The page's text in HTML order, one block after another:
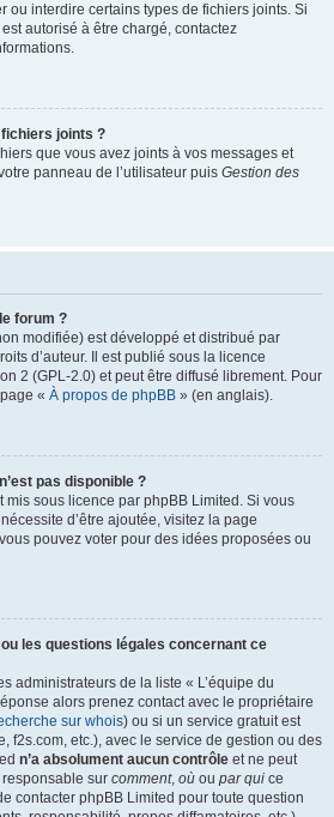
ou interdire certains types de fichiers joints. Si
autorisé à être chargé, contactez
joints ?
que vous avez joints à vos messages et
panneau de l’utilisateur puis Gestion des
forum ?
modifiée) est développé et distribué par
d’auteur. Il est publié sous la licence
2 (GPL-2.0) et peut être diffusé librement. Pour
« À propos de phpBB » (en anglais).
pas disponible ?
sous licence par phpBB Limited. Si vous
d’être ajoutée, visitez la page
pouvez voter pour des idées proposées ou
les questions légales concernant ce
administrateurs de la liste « L’équipe du
alors prenez contact avec le propriétaire
sur whois) ou si un service gratuit est
f2s.com, etc.), avec le service de gestion ou des
n’a absolument aucun contrôle et ne peut
sur comment, où ou par qui ce
contacter phpBB Limited pour toute question